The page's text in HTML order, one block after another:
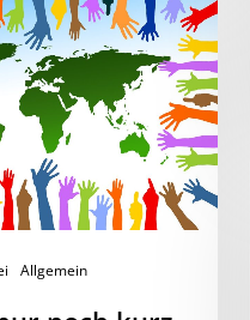
Allgemein